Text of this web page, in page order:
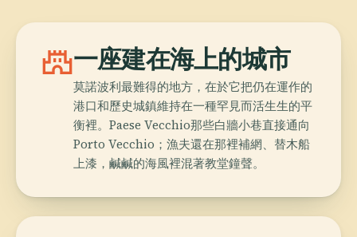
castle一座建在海上的城市
莫諾波利最難得的地方，在於它把仍在運作的
港口和歷史城鎮維持在一種罕見而活生生的平
衡裡。Paese Vecchio那些白牆小巷直接通向
Porto Vecchio；漁夫還在那裡補網、替木船
上漆，鹹鹹的海風裡混著教堂鐘聲。